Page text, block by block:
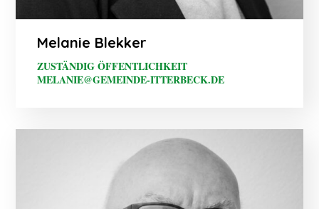
Melanie Blekker
ZUSTÄNDIG ÖFFENTLICHKEIT
MELANIE@GEMEINDE-ITTERBECK.DE